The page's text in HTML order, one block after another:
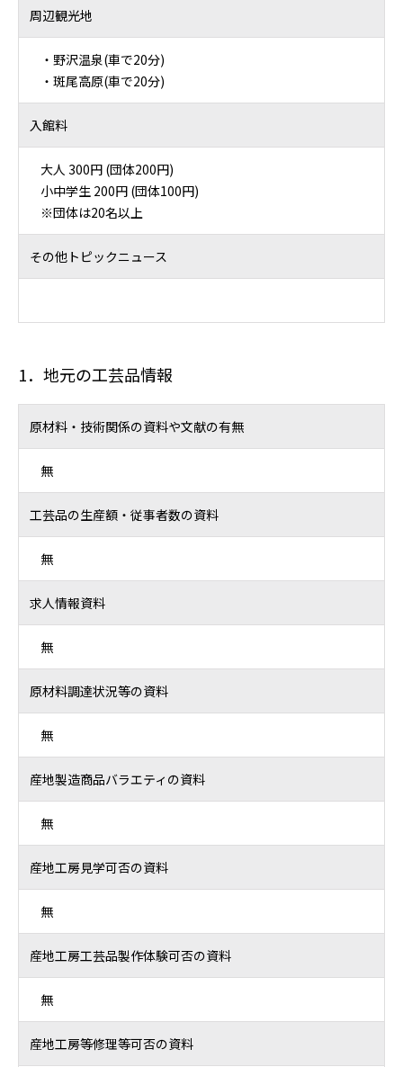
周辺観光地
・野沢温泉(車で20分)
・斑尾高原(車で20分)
入館料
大人 300円 (団体200円)
小中学生 200円 (団体100円)
※団体は20名以上
その他トピックニュース
1．地元の工芸品情報
原材料・技術関係の資料や文献の有無
無
工芸品の生産額・従事者数の資料
無
求人情報資料
無
原材料調達状況等の資料
無
産地製造商品バラエティの資料
無
産地工房見学可否の資料
無
産地工房工芸品製作体験可否の資料
無
産地工房等修理等可否の資料